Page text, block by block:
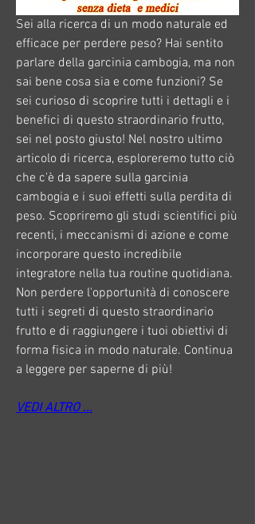
Sei alla ricerca di un modo naturale ed
efficace per perdere peso? Hai sentito
parlare della garcinia cambogia, ma non
sai bene cosa sia e come funzioni? Se
sei curioso di scoprire tutti i dettagli e i
benefici di questo straordinario frutto,
sei nel posto giusto! Nel nostro ultimo
articolo di ricerca, esploreremo tutto ciò
che c'è da sapere sulla garcinia
cambogia e i suoi effetti sulla perdita di
peso. Scopriremo gli studi scientifici più
recenti, i meccanismi di azione e come
incorporare questo incredibile
integratore nella tua routine quotidiana.
Non perdere l'opportunità di conoscere
tutti i segreti di questo straordinario
frutto e di raggiungere i tuoi obiettivi di
forma fisica in modo naturale. Continua
a leggere per saperne di più!
VEDI ALTRO ...